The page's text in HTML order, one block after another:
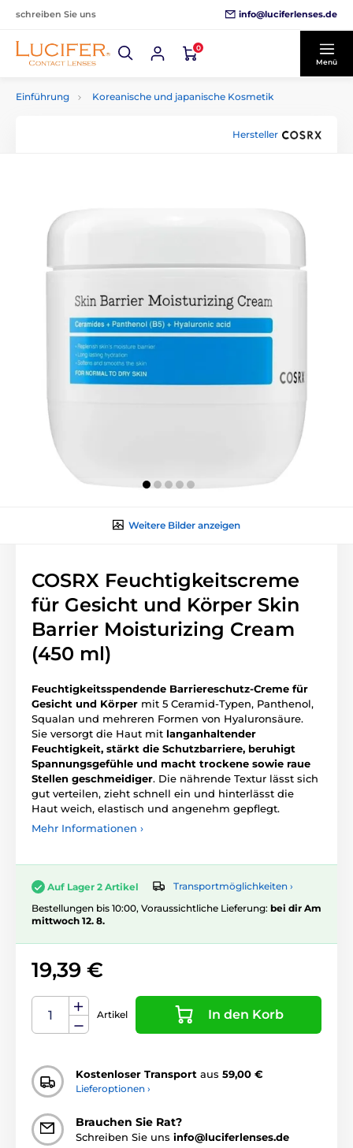
schreiben Sie uns info@luciferlenses.de
0
Menü
Einführung Koreanische und japanische Kosmetik
Hersteller
Weitere Bilder anzeigen
COSRX Feuchtigkeitscreme
für Gesicht und Körper Skin
Barrier Moisturizing Cream
(450 ml)
Feuchtigkeitsspendende Barriereschutz-Creme für
Gesicht und Körper mit 5 Ceramid-Typen, Panthenol,
Squalan und mehreren Formen von Hyaluronsäure.
Sie versorgt die Haut mit langanhaltender
Feuchtigkeit, stärkt die Schutzbarriere, beruhigt
Spannungsgefühle und macht trockene sowie raue
Stellen geschmeidiger. Die nährende Textur lässt sich
gut verteilen, zieht schnell ein und hinterlässt die
Haut weich, elastisch und angenehm gepflegt.
Mehr Informationen ›
Auf Lager 2 Artikel
Transportmöglichkeiten ›
Bestellungen bis 10:00, Voraussichtliche Lieferung: bei dir Am
mittwoch 12. 8.
19,39 €
Artikel In den Korb
Kostenloser Transport aus 59,00 €
Lieferoptionen ›
Brauchen Sie Rat?
Schreiben Sie uns info@luciferlenses.de